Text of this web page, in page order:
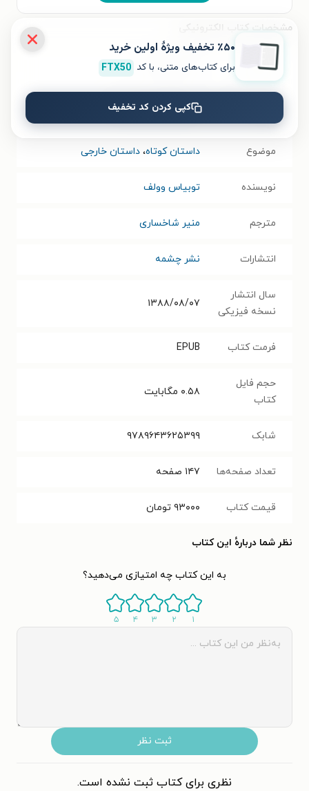
مشخصات کتاب الکترونیکی
نام کتاب شب مورد نظر
The night in question
موضوع داستان کوتاه، داستان خارجی
نویسنده توبیاس وولف
مترجم منیر شاخساری
انتشارات نشر چشمه
سال انتشار
نسخه فیزیکی
۱۳۸۸/۰۸/۰۷
فرمت کتاب EPUB
حجم فایل
کتاب
۰.۵۸ مگابایت
شابک ‌۹۷۸۹۶۴۳۶۲۵۳۹۹
تعداد صفحه‌ها ۱۴۷ صفحه
قیمت کتاب ۹۳۰۰۰ تومان
نظر شما دربارهٔ این کتاب
به این کتاب چه امتیازی می‌دهید؟
۱ ۲ ۳ ۴ ۵
ثبت نظر
نظری برای کتاب ثبت نشده است.
٪۵۰ تخفیف ویژۀ اولین خرید
برای کتاب‌های متنی، با کد FTX50
کپی کردن کد تخفیف